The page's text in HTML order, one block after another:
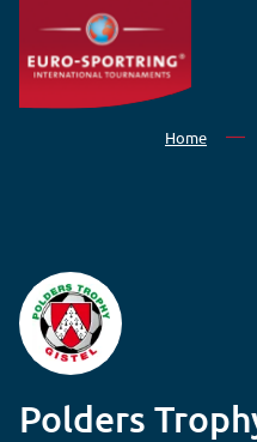
Salta al contenuto principale
Home
Polders